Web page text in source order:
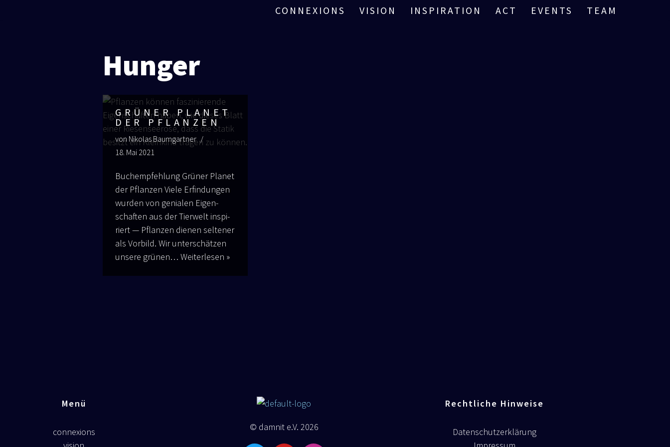
CONNEXIONS VISION INSPIRATION ACT EVENTS TEAM
Hunger
GRÜNER PLANET
DER PFLANZEN
von Nikolas Baumgartner
18. Mai 2021
Buch­emp­feh­lung Grü­ner Pla­net
der Pflan­zen Vie­le Erfin­dun­gen
wur­den von genia­len Eigen­
schaf­ten aus der Tier­welt inspi­
riert — Pflan­zen die­nen sel­te­ner
als Vor­bild. Wir unter­schät­zen
unse­re grü­nen…Wei­ter­le­sen »
Menü
connexions
© damnit e.V. 2026
Rechtliche Hinweise
Datenschutzerklärung